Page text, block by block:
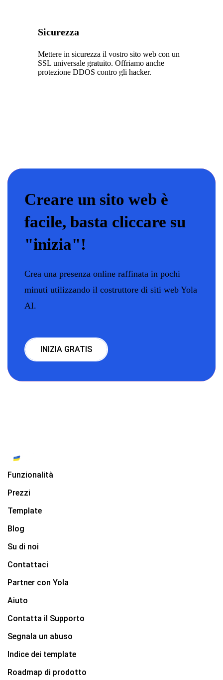
Sicurezza
Mettere in sicurezza il vostro sito web con un
SSL universale gratuito. Offriamo anche
protezione DDOS contro gli hacker.
Creare un sito web è
facile, basta cliccare su
"inizia"!
Crea una presenza online raffinata in pochi
minuti utilizzando il costruttore di siti web Yola
AI.
INIZIA GRATIS
Funzionalità
Prezzi
Template
Blog
Su di noi
Contattaci
Partner con Yola
Aiuto
Contatta il Supporto
Segnala un abuso
Indice dei template
Roadmap di prodotto